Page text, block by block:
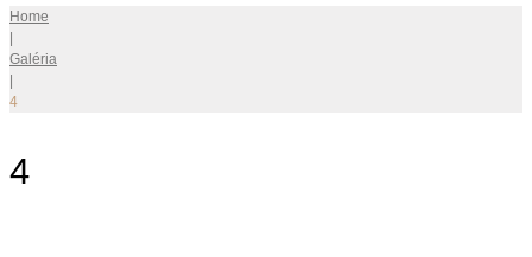
Home
Galéria
4
4